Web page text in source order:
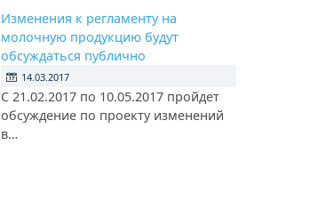
Изменения к регламенту на
молочную продукцию будут
обсуждаться публично
14.03.2017
С 21.02.2017 по 10.05.2017 пройдет
обсуждение по проекту изменений
в…